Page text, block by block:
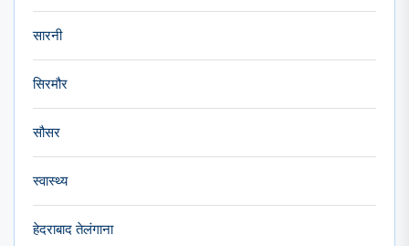
सारनी
सिरमौर
सौसर
स्वास्थ्य
हेदराबाद तेलंगाना